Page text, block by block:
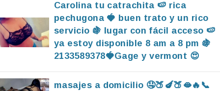
Carolina tu catrachita 🍉 rica
pechugona 🍓 buen trato y un rico
servicio 🍇 lugar con fácil acceso 🍉
ya estoy disponible 8 am a 8 pm 🍇
2133589378🍓Gage y vermont 😍
masajes a domicilio 🤤🍑🍆🍑🫦🔥📞